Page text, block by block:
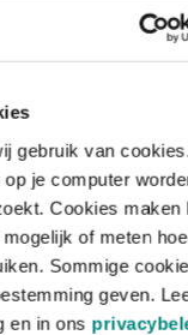
gebruik van
je computer
Cookies maken
of meten hoe
Sommige
geven.
en in ons